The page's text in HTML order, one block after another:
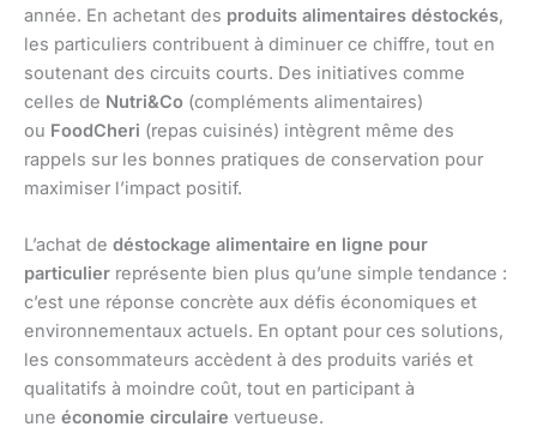
année. En achetant des produits alimentaires déstockés,
les particuliers contribuent à diminuer ce chiffre, tout en
soutenant des circuits courts. Des initiatives comme
celles de Nutri&Co (compléments alimentaires)
ou FoodCheri (repas cuisinés) intègrent même des
rappels sur les bonnes pratiques de conservation pour
maximiser l’impact positif.
L’achat de déstockage alimentaire en ligne pour
particulier représente bien plus qu’une simple tendance :
c’est une réponse concrète aux défis économiques et
environnementaux actuels. En optant pour ces solutions,
les consommateurs accèdent à des produits variés et
qualitatifs à moindre coût, tout en participant à
une économie circulaire vertueuse.